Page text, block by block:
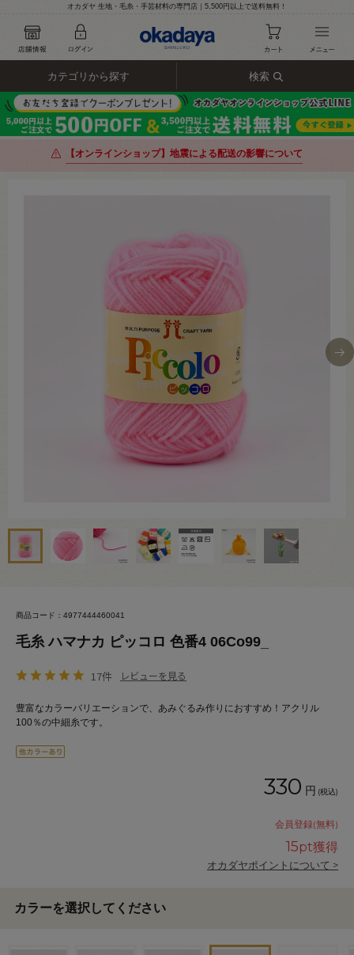
オカダヤ 生地・毛糸・手芸材料の専門店｜5,500円以上で送料無料！
カテゴリから探す 検索
【オンラインショップ】地震による配送の影響について
商品コード：4977444460041
毛糸 ハマナカ ピッコロ 色番4 06Co99_
17件 レビューを見る
豊富なカラーバリエーションで、あみぐるみ作りにおすすめ！アクリル
100％の中細糸です。
330 円 (税込)
会員登録(無料)
15pt獲得
オカダヤポイントについて >
カラーを選択してください